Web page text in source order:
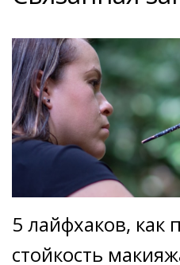
5 лайфхаков, как
стойкость